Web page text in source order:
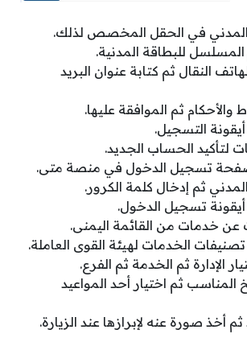
المدني في الحقل المخصص لذلك.
المسلسل للبطاقة المدنية.
النقال ثم كتابة عنوان البريد
والأحكام ثم الموافقة عليها.
التسجيل.
لتأكيد الحساب الجديد.
صفحة تسجيل الدخول في منصة متى.
ثم إدخال كلمة الكرور.
تسجيل الدخول.
عن خدمات من القائمة اليمنى.
الخدمات لهيئة القوى العاملة.
الإدارة ثم الخدمة ثم الفرع.
المناسب ثم اختيار أحد المواعيد
ثم أخذ صورة عنه لإبرازها عند الزيارة.